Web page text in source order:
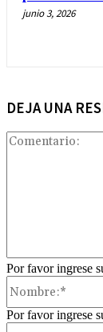
junio 3, 2026
DEJA UNA
Por favor ingrese
Por favor ingrese